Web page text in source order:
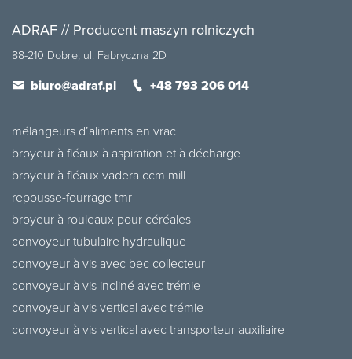
ADRAF // Producent maszyn rolniczych
88-210 Dobre, ul. Fabryczna 2D
biuro@adraf.pl +48 793 206 014
mélangeurs d’aliments en vrac
broyeur à fléaux à aspiration et à décharge
broyeur à fléaux vadera ccm mill
repousse-fourrage tmr
broyeur à rouleaux pour céréales
convoyeur tubulaire hydraulique
convoyeur à vis avec bec collecteur
convoyeur à vis incliné avec trémie
convoyeur à vis vertical avec trémie
convoyeur à vis vertical avec transporteur auxiliaire